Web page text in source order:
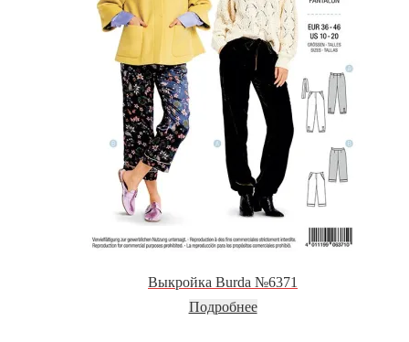
Выкройка Burda №6371
Подробнее